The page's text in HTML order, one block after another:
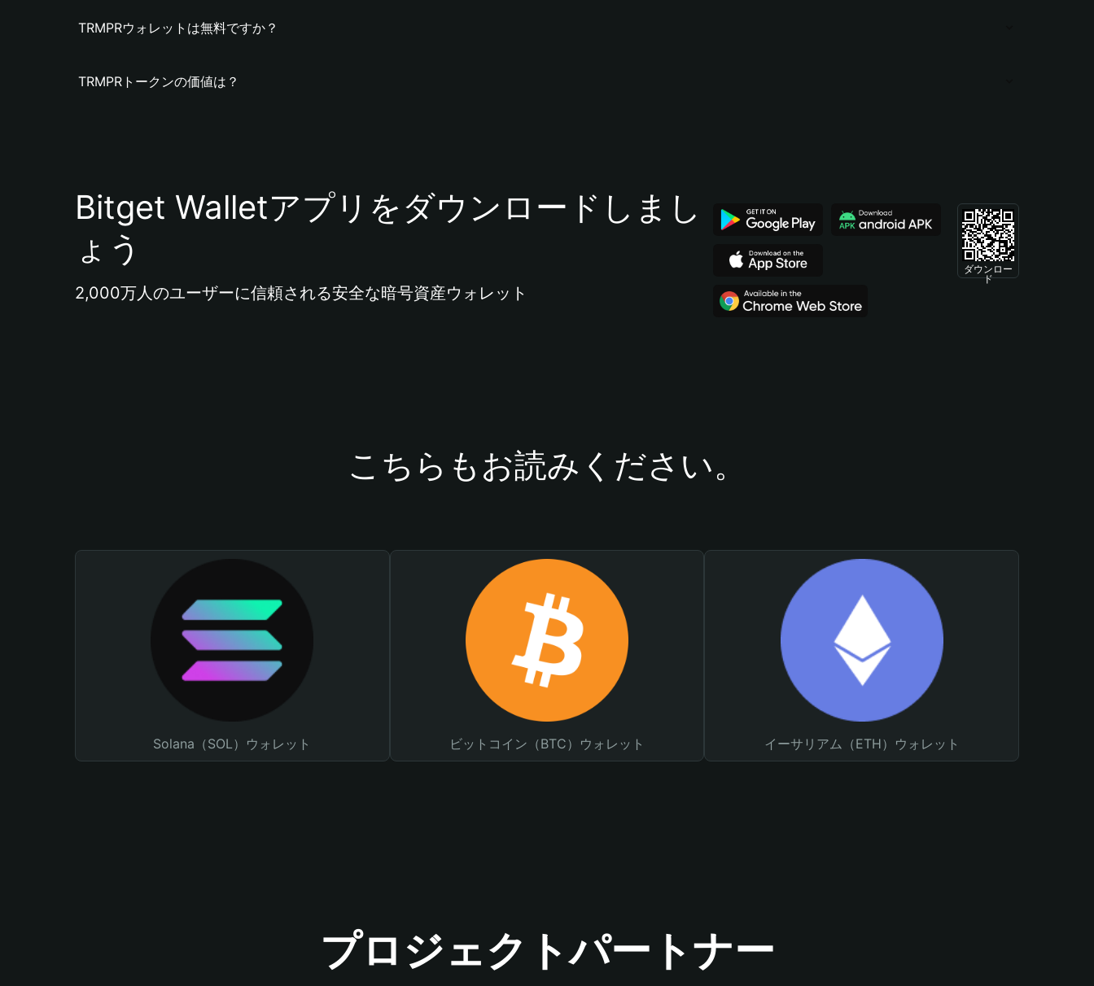
TRMPRウォレットは無料ですか？
TRMPRトークンの価値は？
Bitget Walletアプリをダウンロードしまし
ょう
2,000万人のユーザーに信頼される安全な暗号資産ウォレット
ダウンロー
ド
こちらもお読みください。
Solana（SOL）ウォレット ビットコイン（BTC）ウォレット イーサリアム（ETH）ウォレット
プロジェクトパートナー